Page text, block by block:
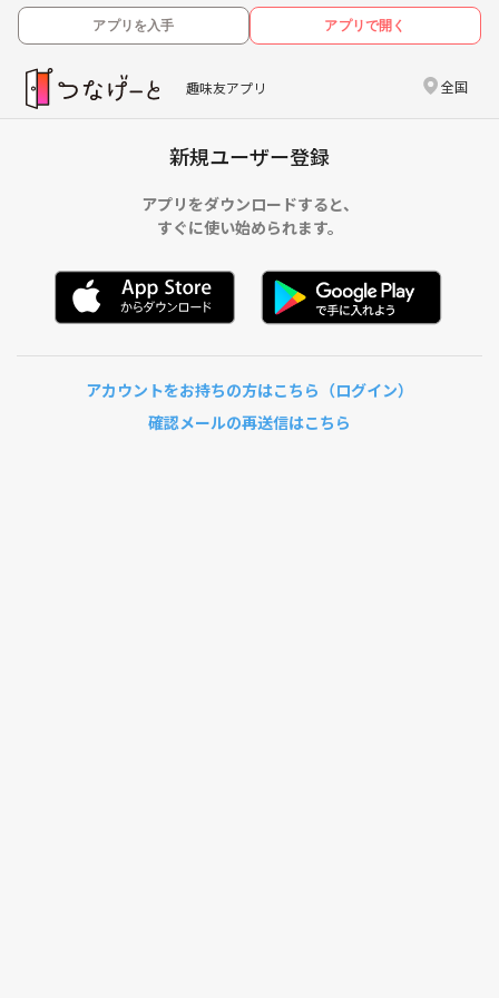
アプリを入手 アプリで開く
趣味友アプリ 全国
新規ユーザー登録
アプリをダウンロードすると、
すぐに使い始められます。
アカウントをお持ちの方はこちら（ログイン）
確認メールの再送信はこちら